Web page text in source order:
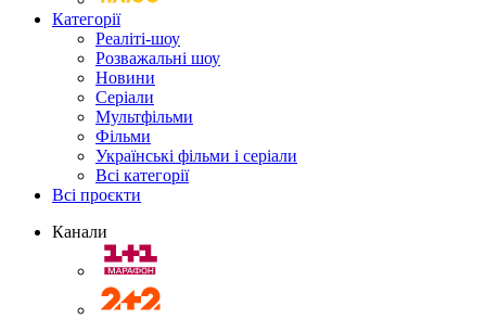
Категорії
Реаліті-шоу
Розважальні шоу
Новини
Серіали
Мультфільми
Фільми
Українські фільми і серіали
Всі категорії
Всі проєкти
Канали